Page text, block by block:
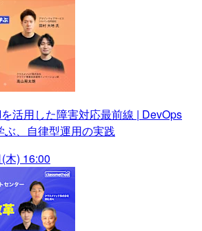
を活用した障害対応最前線 | DevOps
、自律型運用の実践
木) 16:00